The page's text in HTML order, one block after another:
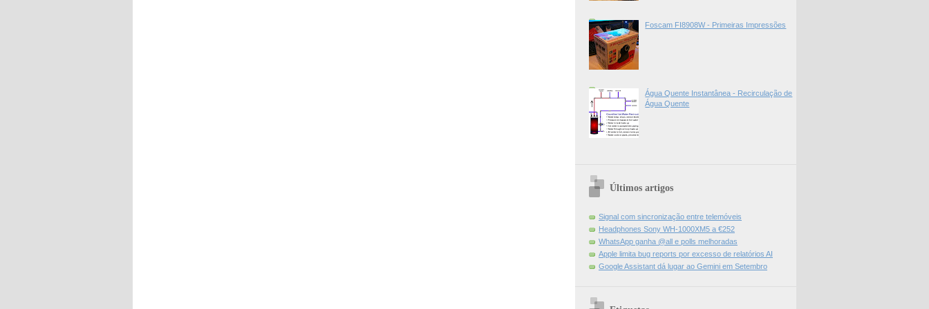
Foscam FI8908W - Primeiras Impressões
Água Quente Instantânea - Recirculação de
Água Quente
Últimos artigos
Signal com sincronização entre telemóveis
Headphones Sony WH-1000XM5 a €252
WhatsApp ganha @all e polls melhoradas
Apple limita bug reports por excesso de relatórios AI
Google Assistant dá lugar ao Gemini em Setembro